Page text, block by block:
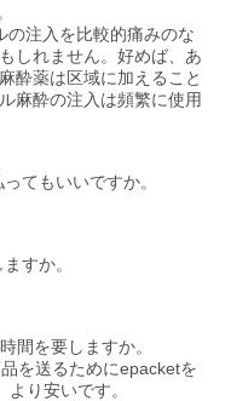
注入を比較的痛みのな
しれません。好めば、あ
酔薬は区域に加えること
麻酔の注入は頻繁に使用
てもいいですか。
すか。
間を要しますか。
を送るためにepacketを
り安いです。